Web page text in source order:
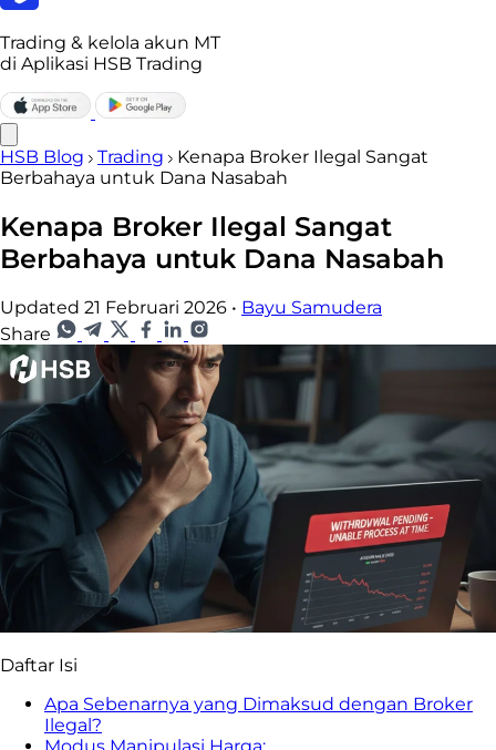
Trading & kelola akun MT
di Aplikasi HSB Trading
HSB Blog Trading
Kenapa Broker Ilegal Sangat
Berbahaya untuk Dana Nasabah
Kenapa Broker Ilegal Sangat
Berbahaya untuk Dana Nasabah
Updated 21 Februari 2026 • Bayu Samudera
Share
Daftar Isi
Apa Sebenarnya yang Dimaksud dengan Broker
Ilegal?